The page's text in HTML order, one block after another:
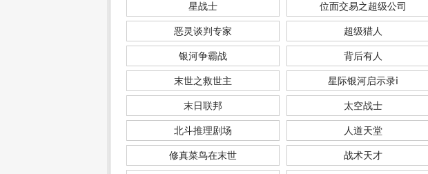
星战士 位面交易之超级公司
恶灵谈判专家 超级猎人
银河争霸战 背后有人
末世之救世主 星际银河启示录ⅰ
末日联邦 太空战士
北斗推理剧场 人道天堂
修真菜鸟在末世 战术天才